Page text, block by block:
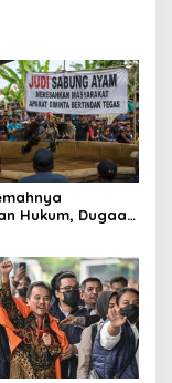
Hukum, Dugaan